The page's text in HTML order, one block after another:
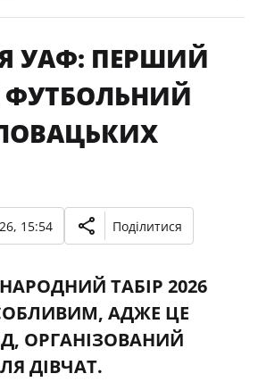
УАФ: ПЕРШИЙ
15:54 Поділитися
ТАБІР 2026
АДЖЕ ЦЕ
ОРГАНІЗОВАНИЙ
ДІВЧАТ.